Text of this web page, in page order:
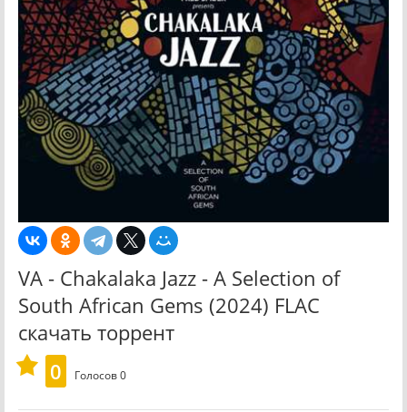
VA - Chakalaka Jazz - A Selection of
South African Gems (2024) FLAC
скачать торрент
0
Голосов0